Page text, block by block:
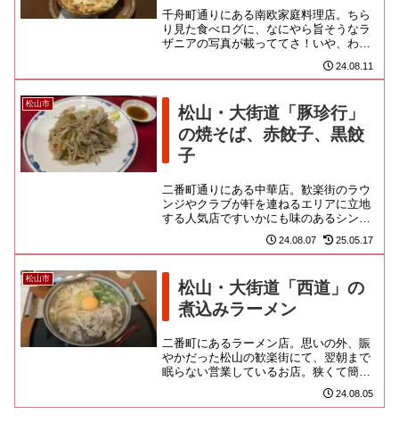
千舟町通りにある南欧家庭料理店。ちら
り見た食べログに、なにやら旨そうなラ
ザニアの写真が載っててさ！いや、わざ
どうなのかとは思ったんでけど... 24.08.11
松山市
松山・大街道「豚珍行」
の焼そば、赤餃子、黒餃
子
二番町通りにある中華店。歓楽街のラウ
ンジやクラブが軒を連ねるエリアに立地
する人気店ですいかにも味のあるシンプ
ルな構えの店舗は、近年きれいに建て直
されたようで、厨房にも活気が...
24.08.07 25.05.17
松山市
松山・大街道「西道」の
煮込みラーメン
二番町にあるラーメン店。思いの外、賑
やかだった松山の歓楽街にて、翌朝まで
眠らない営業しているお店。狭くて簡易
な店内では、どこぞで飲みすぎて伸びた
客と、ヒゲのおっちゃん店主が... 24.08.05